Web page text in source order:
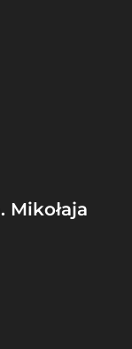
Mikołaja